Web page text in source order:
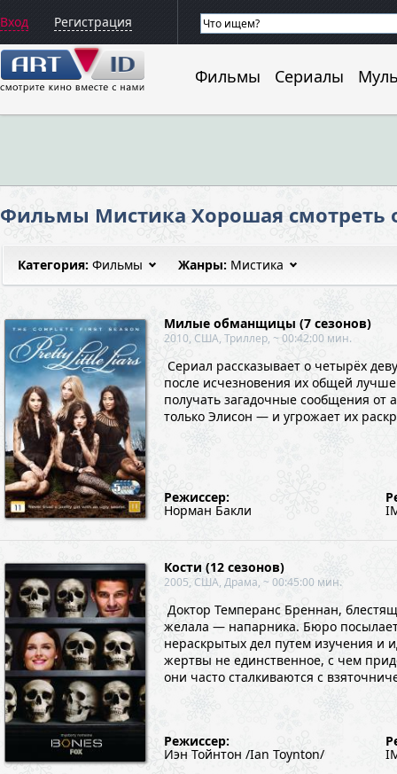
Вход Регистрация
Фильмы Сериалы
Фильмы Мистика Хорошая смотреть
Категория: Фильмы Жанры: Мистика
Милые обманщицы (7 сезонов)
2010, США, Триллер, ~ 00:42:00 мин.
Сериал рассказывает о четырёх
после исчезновения их общей
получать загадочные сообщения от
только Элисон — и угрожает их
Режиссер:
Норман Бакли
Кости (12 сезонов)
2005, США, Драма, ~ 00:45:00 мин.
Доктор Темперанс Бреннан,
желала — напарника. Бюро
нераскрытых дел путем изучения
жертвы не единственное, с чем
они часто сталкиваются с
Режиссер:
Иэн Тойнтон /Ian Toynton/